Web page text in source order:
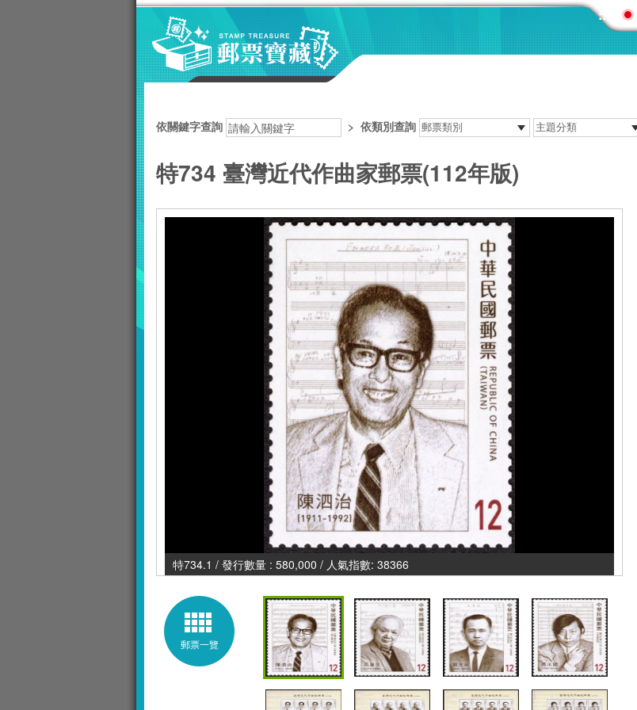
:::
依關鍵字查詢 > 依類別查詢
特734 臺灣近代作曲家郵票(112年版)
特734.1 / 發行數量 : 580,000 / 人氣指數: 38366
郵票一覽